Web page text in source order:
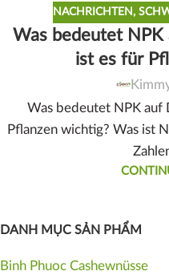
NACHRICHTEN,
Was bedeutet NPK
ist es für
Was bedeutet NPK auf
Pflanzen wichtig? Was ist
DANH MỤC SẢN PHẨM
Binh Phuoc Cashewnüsse